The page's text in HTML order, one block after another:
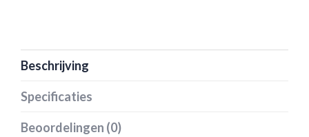
Beschrijving
Specificaties
Beoordelingen (0)